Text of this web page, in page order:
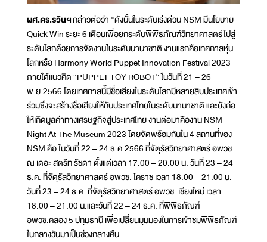
ผศ.ดร.รวินฯกล่าวต่อว่า "ดังนั้นในระดับเร่งด่วน NSM มีนโยบาย
Quick Win ระยะ 6 เดือนเพื่อยกระดับพิพิธภัณฑ์วิทยาศาสตร์ไปสู่
ระดับโลกด้วยการจัดงานในระดับนานาชาติ งานแรกคือเทศกาลหุ่น
โลกหรือ Harmony World Puppet Innovation Festival 2023
ภายใต้แนวคิด “PUPPET TOY ROBOT” ในวันที่ 21 – 26
พ.ย.2566 โดยเทศกาลนี้มีชื่อเสียงในระดับโลกมีหลายสิบประเทศเข้า
ร่วมซึ่งจะสร้างชื่อเสียงให้กับประเทศไทยในระดับนานาชาติ และยังก่อ
ให้เกิดมูลค่าทางเศรษฐกิจสู่ประเทศไทย งานต่อมาคืองาน NSM
Night At The Museum 2023 โดยจัดพร้อมกันใน 4 สถานที่ของ
NSM คือ ในวันที่ 22 – 24 ธ.ค.2566 ที่จัตุรัสวิทยาศาสตร์ อพวช.
ณ เดอะ สตรีท รัชดา ตั้งแต่เวลา 17.00 – 20.00 น. วันที่ 23 – 24
ธ.ค. ที่จัตุรัสวิทยาศาสตร์ อพวช. โคราช เวลา 18.00 – 21.00 น.
วันที่ 23 – 24 ธ.ค. ที่จัตุรัสวิทยาศาสตร์ อพวช. เชียงใหม่ เวลา
18.00 – 21.00 น.และวันที่ 22 – 24 ธ.ค. ที่พิพิธภัณฑ์
อพวช.คลอง 5 ปทุมธานี เพื่อเปลี่ยนมุมมองในการเข้าชมพิพิธภัณฑ์
ในกลางวันมาเป็นช่วงกลางคืน